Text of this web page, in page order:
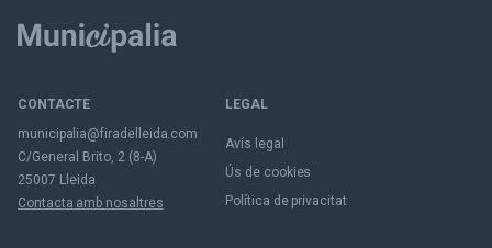
CONTACTE
municipalia@firadelleida.com
C/General Brito, 2 (8-A)
25007 Lleida
Contacta amb nosaltres
LEGAL
Avís legal
Ús de cookies
Política de privacitat